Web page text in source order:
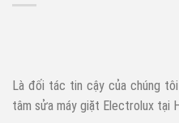
Là đối tác tin cậy của chúng
tâm sửa máy giặt Electrolux tại